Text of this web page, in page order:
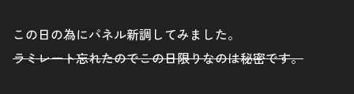
この日の為にパネル新調してみました。
ラミレート忘れたのでこの日限りなのは秘密です。